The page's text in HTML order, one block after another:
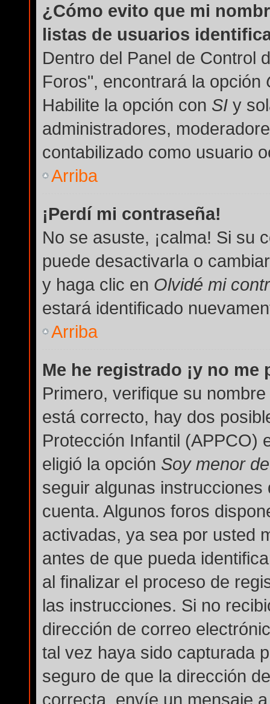
¿Cómo evito que mi
listas de usuarios
Dentro del Panel de Control
Foros", encontrará la opción
Habilite la opción con SI y
administradores,
contabilizado como usuario
Arriba
¡Perdí mi contraseña!
No se asuste, ¡calma! Si su
puede desactivarla o
y haga clic en Olvidé mi
estará identificado
Arriba
Me he registrado ¡y no
Primero, verifique su
está correcto, hay dos
Protección Infantil (APPCO)
eligió la opción Soy menor
seguir algunas
cuenta. Algunos foros
activadas, ya sea por usted
antes de que pueda
al finalizar el proceso de
las instrucciones. Si no
dirección de correo
tal vez haya sido capturada
seguro de que la dirección
correcta, envíe un mensaje